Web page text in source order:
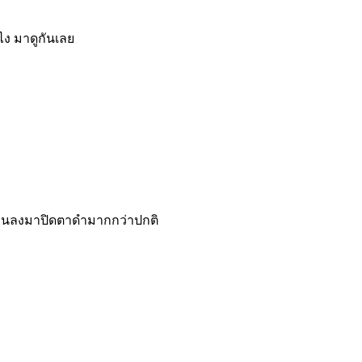
มาดูกันเลย
ลงมาปิดตาดำมากกว่าปกติ